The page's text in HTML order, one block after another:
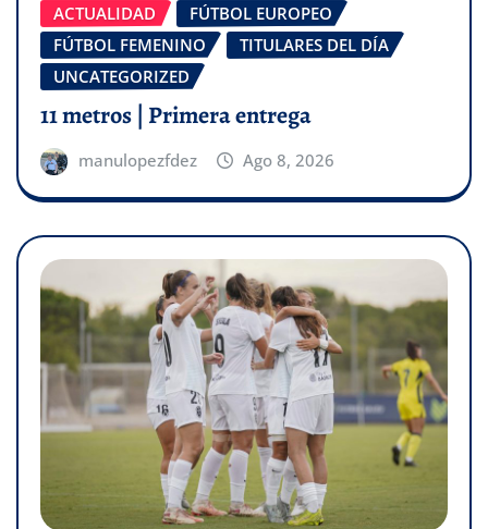
ACTUALIDAD
FÚTBOL EUROPEO
FÚTBOL FEMENINO
TITULARES DEL DÍA
UNCATEGORIZED
11 metros | Primera entrega
manulopezfdez Ago 8, 2026